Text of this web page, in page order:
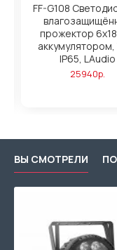
FF-G108
прожектор
аккумулятором,
IP65, LAudio
25940р.
ВЫ СМОТРЕЛИ